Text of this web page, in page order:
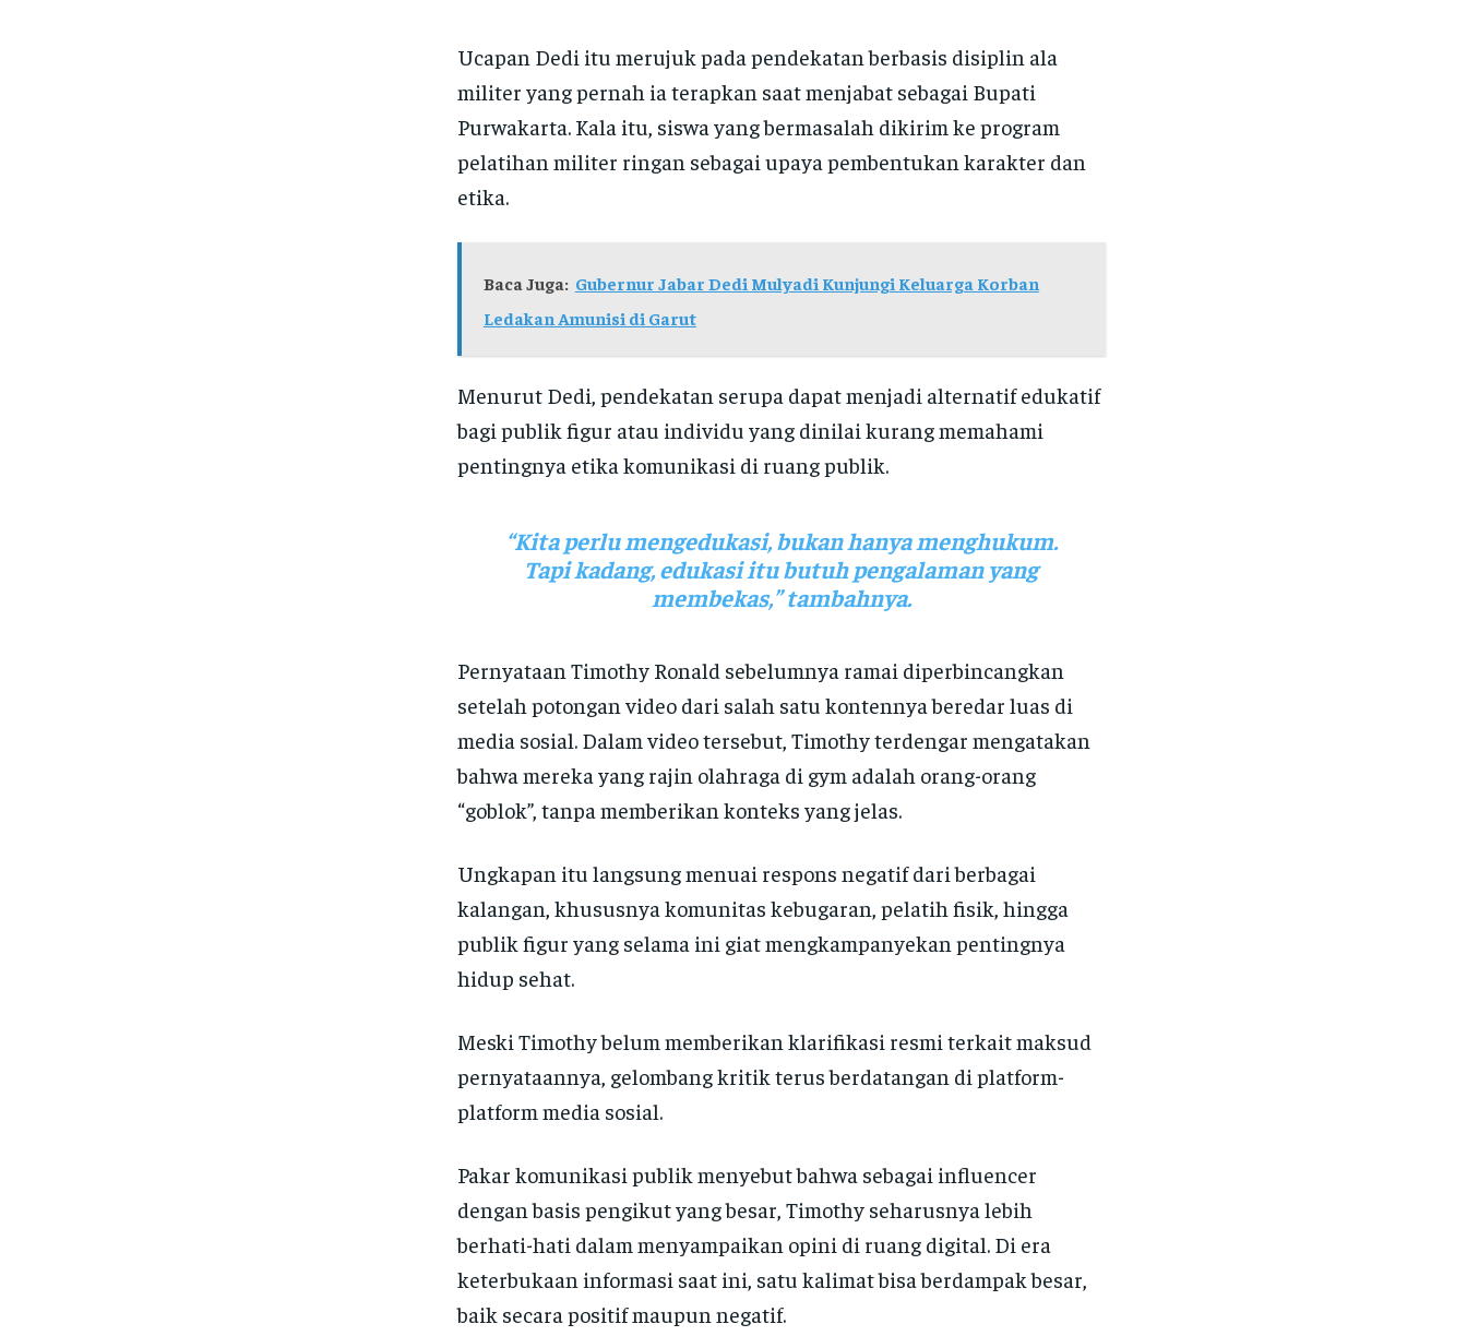
Ucapan Dedi itu merujuk pada pendekatan berbasis disiplin ala
militer yang pernah ia terapkan saat menjabat sebagai Bupati
Purwakarta. Kala itu, siswa yang bermasalah dikirim ke program
pelatihan militer ringan sebagai upaya pembentukan karakter dan
etika.
Baca Juga: Gubernur Jabar Dedi Mulyadi Kunjungi Keluarga Korban
Ledakan Amunisi di Garut
Menurut Dedi, pendekatan serupa dapat menjadi alternatif edukatif
bagi publik figur atau individu yang dinilai kurang memahami
pentingnya etika komunikasi di ruang publik.
“Kita perlu mengedukasi, bukan hanya menghukum.
Tapi kadang, edukasi itu butuh pengalaman yang
membekas,” tambahnya.
Pernyataan Timothy Ronald sebelumnya ramai diperbincangkan
setelah potongan video dari salah satu kontennya beredar luas di
media sosial. Dalam video tersebut, Timothy terdengar mengatakan
bahwa mereka yang rajin olahraga di gym adalah orang-orang
“goblok”, tanpa memberikan konteks yang jelas.
Ungkapan itu langsung menuai respons negatif dari berbagai
kalangan, khususnya komunitas kebugaran, pelatih fisik, hingga
publik figur yang selama ini giat mengkampanyekan pentingnya
hidup sehat.
Meski Timothy belum memberikan klarifikasi resmi terkait maksud
pernyataannya, gelombang kritik terus berdatangan di platform-
platform media sosial.
Pakar komunikasi publik menyebut bahwa sebagai influencer
dengan basis pengikut yang besar, Timothy seharusnya lebih
berhati-hati dalam menyampaikan opini di ruang digital. Di era
keterbukaan informasi saat ini, satu kalimat bisa berdampak besar,
baik secara positif maupun negatif.